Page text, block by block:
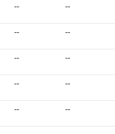
-- --
-- --
-- --
-- --
-- --